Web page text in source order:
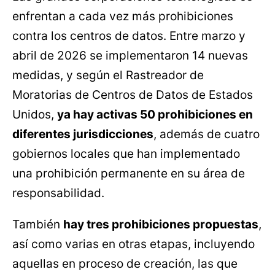
enfrentan a cada vez más prohibiciones
contra los centros de datos. Entre marzo y
abril de 2026 se implementaron 14 nuevas
medidas, y según el Rastreador de
Moratorias de Centros de Datos de Estados
Unidos, ya hay activas 50 prohibiciones en
diferentes jurisdicciones, además de cuatro
gobiernos locales que han implementado
una prohibición permanente en su área de
responsabilidad.
También hay tres prohibiciones propuestas,
así como varias en otras etapas, incluyendo
aquellas en proceso de creación, las que